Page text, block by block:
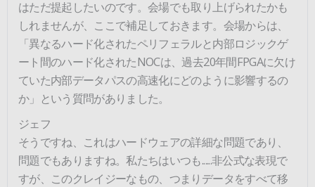
はただ提起したいのです。会場でも取り上げられたかも
しれませんが、ここで補足しておきます。会場からは、
「異なるハード化されたペリフェラルと内部ロジックゲ
ート間のハード化されたNOCは、過去20年間FPGAに欠け
ていた内部データパスの高速化にどのように影響するの
か」という質問がありました。
ジェフ
そうですね、これはハードウェアの詳細な問題であり、
問題でもありますね。私たちはいつも......非公式な表現で
すが、このクレイジーなもの、つまりデータをすべて移